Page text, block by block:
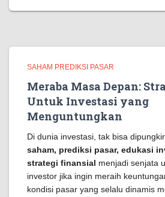
SAHAM PREDIKSI PASAR
Meraba Masa Depan:
Untuk Investasi yang
Menguntungkan
Di dunia investasi, tak bisa
saham, prediksi pasar, edukasi
strategi finansial menjadi senjata
investor jika ingin meraih
kondisi pasar yang selalu dinamis